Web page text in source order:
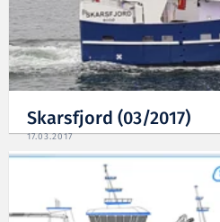
Skarsfjord (03/2017)
17.03.2017